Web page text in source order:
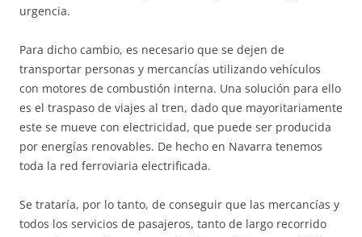
urgencia.
Para dicho cambio, es necesario que se dejen de
transportar personas y mercancías utilizando vehículos
con motores de combustión interna. Una solución para ello
es el traspaso de viajes al tren, dado que mayoritariamente
este se mueve con electricidad, que puede ser producida
por energías renovables. De hecho en Navarra tenemos
toda la red ferroviaria electrificada.
Se trataría, por lo tanto, de conseguir que las mercancías y
todos los servicios de pasajeros, tanto de largo recorrido